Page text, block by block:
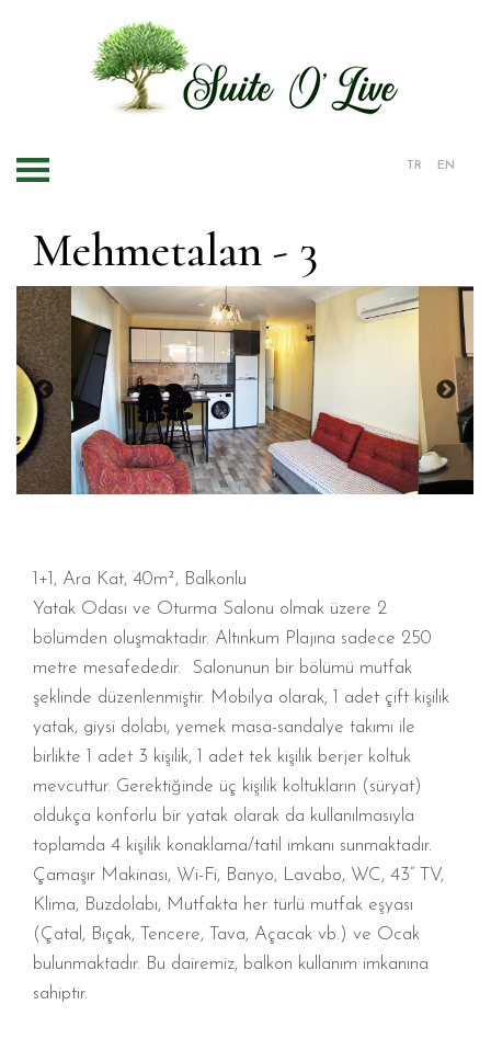
TR EN
Mehmetalan - 3
1+1, Ara Kat, 40m², Balkonlu
Yatak Odası ve Oturma Salonu olmak üzere 2
bölümden oluşmaktadır. Altınkum Plajına sadece 250
metre mesafededir. Salonunun bir bölümü mutfak
şeklinde düzenlenmiştir. Mobilya olarak; 1 adet çift kişilik
yatak, giysi dolabı, yemek masa-sandalye takımı ile
birlikte 1 adet 3 kişilik, 1 adet tek kişilik berjer koltuk
mevcuttur. Gerektiğinde üç kişilik koltukların (süryat)
oldukça konforlu bir yatak olarak da kullanılmasıyla
toplamda 4 kişilik konaklama/tatil imkanı sunmaktadır.
Çamaşır Makinası, Wi-Fi, Banyo, Lavabo, WC, 43” TV,
Klima, Buzdolabı, Mutfakta her türlü mutfak eşyası
(Çatal, Bıçak, Tencere, Tava, Açacak vb.) ve Ocak
bulunmaktadır. Bu dairemiz, balkon kullanım imkanına
sahiptir.